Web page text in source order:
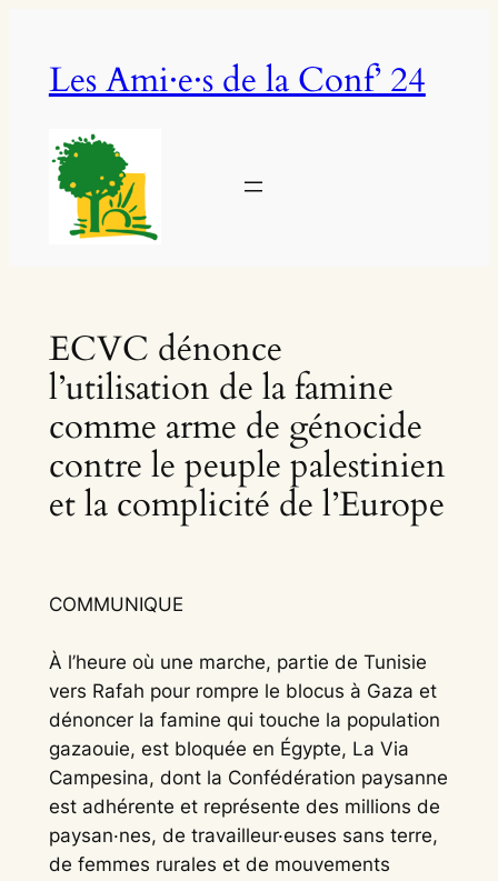
contenuLes Ami·e·s de la Conf’ 24
ECVC dénonce
l’utilisation de la famine
comme arme de génocide
contre le peuple palestinien
et la complicité de l’Europe
COMMUNIQUE
À l’heure où une marche, partie de Tunisie
vers Rafah pour rompre le blocus à Gaza et
dénoncer la famine qui touche la population
gazaouie, est bloquée en Égypte, La Via
Campesina, dont la Confédération paysanne
est adhérente et représente des millions de
paysan·nes, de travailleur·euses sans terre,
de femmes rurales et de mouvements